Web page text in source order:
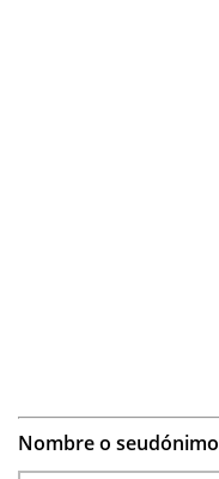
Nombre o seudónimo